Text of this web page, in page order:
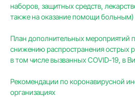
наборов, защитных средств,
также на оказание помощи больным)
План дополнительных мероприятий
снижению распространения острых
в том числе вызванных COVID-19, в
Рекомендации по коронавирусной
организациях